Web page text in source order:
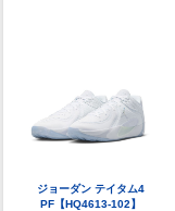
ジョーダン テイタム4
PF【HQ4613-102】